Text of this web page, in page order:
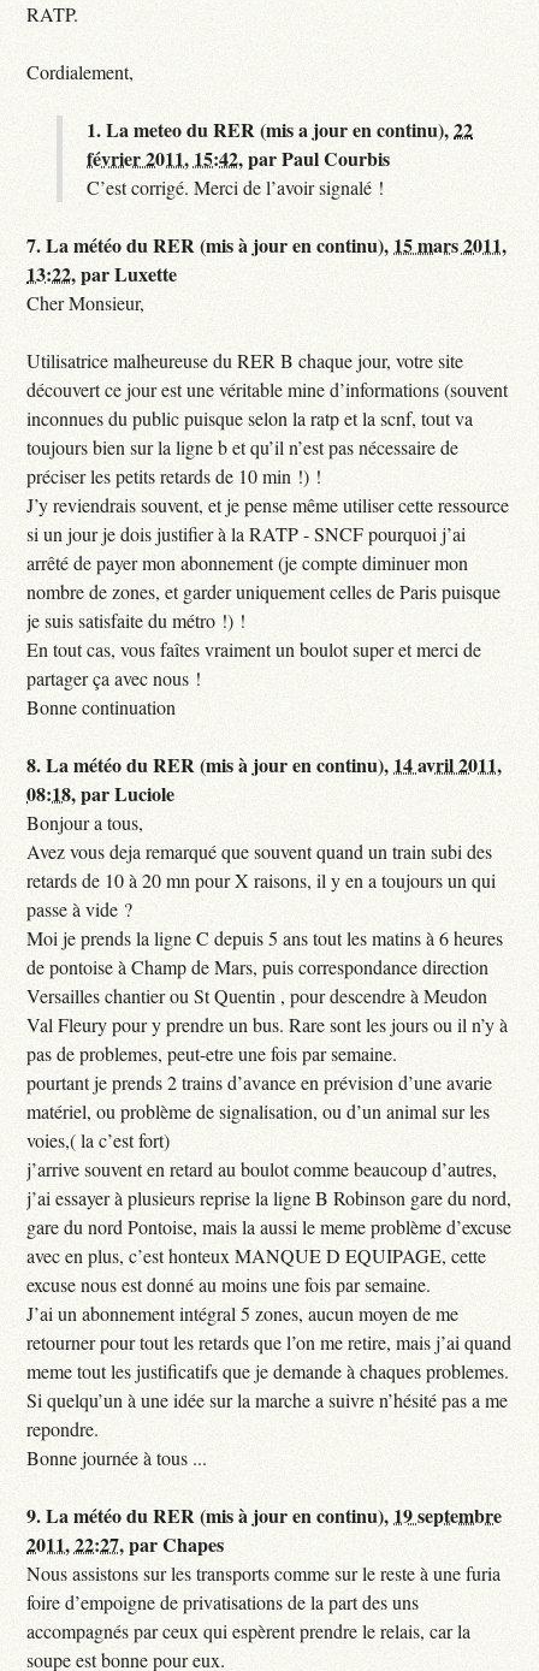
RATP.
Cordialement,
1.La meteo du RER (mis a jour en continu),22
février 2011, 15:42,parPaul Courbis
C’est corrigé. Merci de l’avoir signalé !
7.La météo du RER (mis à jour en continu), 15 mars 2011,
13:22,parLuxette
Cher Monsieur,
Utilisatrice malheureuse du RER B chaque jour, votre site
découvert ce jour est une véritable mine d’informations (souvent
inconnues du public puisque selon la ratp et la scnf, tout va
toujours bien sur la ligne b et qu’il n’est pas nécessaire de
préciser les petits retards de 10 min !) !
J’y reviendrais souvent, et je pense même utiliser cette ressource
si un jour je dois justifier à la RATP - SNCF pourquoi j’ai
arrêté de payer mon abonnement (je compte diminuer mon
nombre de zones, et garder uniquement celles de Paris puisque
je suis satisfaite du métro !) !
En tout cas, vous faîtes vraiment un boulot super et merci de
partager ça avec nous !
Bonne continuation
8.La météo du RER (mis à jour en continu), 14 avril 2011,
08:18,parLuciole
Bonjour a tous,
Avez vous deja remarqué que souvent quand un train subi des
retards de 10 à 20 mn pour X raisons, il y en a toujours un qui
passe à vide ?
Moi je prends la ligne C depuis 5 ans tout les matins à 6 heures
de pontoise à Champ de Mars, puis correspondance direction
Versailles chantier ou St Quentin , pour descendre à Meudon
Val Fleury pour y prendre un bus. Rare sont les jours ou il n’y à
pas de problemes, peut-etre une fois par semaine.
pourtant je prends 2 trains d’avance en prévision d’une avarie
matériel, ou problème de signalisation, ou d’un animal sur les
voies,( la c’est fort)
j’arrive souvent en retard au boulot comme beaucoup d’autres,
j’ai essayer à plusieurs reprise la ligne B Robinson gare du nord,
gare du nord Pontoise, mais la aussi le meme problème d’excuse
avec en plus, c’est honteux MANQUE D EQUIPAGE, cette
excuse nous est donné au moins une fois par semaine.
J’ai un abonnement intégral 5 zones, aucun moyen de me
retourner pour tout les retards que l’on me retire, mais j’ai quand
meme tout les justificatifs que je demande à chaques problemes.
Si quelqu’un à une idée sur la marche a suivre n’hésité pas a me
repondre.
Bonne journée à tous ...
9.La météo du RER (mis à jour en continu), 19 septembre
2011, 22:27,parChapes
Nous assistons sur les transports comme sur le reste à une furia
foire d’empoigne de privatisations de la part des uns
accompagnés par ceux qui espèrent prendre le relais, car la
soupe est bonne pour eux.